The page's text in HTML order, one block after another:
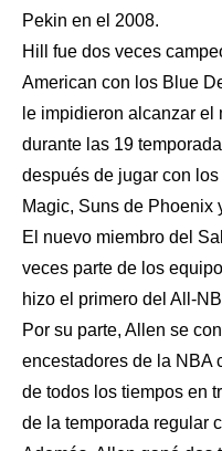
Pekin en el 2008.
Hill fue dos veces
American con los Blue
le impidieron alcanzar el
durante las 19
después de jugar con
Magic, Suns de Phoenix
El nuevo miembro del
veces parte de los
hizo el primero del All-
Por su parte, Allen se
encestadores de la NBA
de todos los tiempos en
de la temporada regular